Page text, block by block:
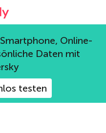
Blog von Kaspersky
Online-
Daten mit
testen